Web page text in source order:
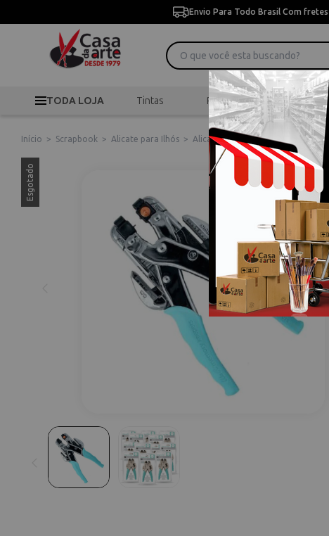
Envio Para Todo Brasil Com
TODA LOJA Tintas Pincéis Desenho
Início > Scrapbook > Alicate para Ilhós > Alicate Aplicador de Ilhós Crop-A-
Esgotado